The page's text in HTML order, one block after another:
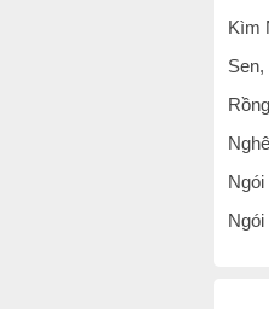
Kìm
Sen,
Nghê